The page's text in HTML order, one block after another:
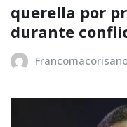
querella por
durante